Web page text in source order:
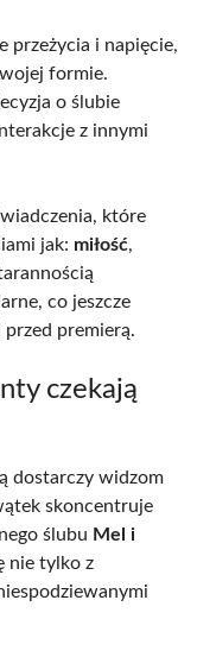
przeżycia i napięcie,
formie.
o ślubie
z innymi
które
jak: miłość,
co jeszcze
premierą.
czekają
dostarczy widzom
skoncentruje
ślubu Mel i
nie tylko z